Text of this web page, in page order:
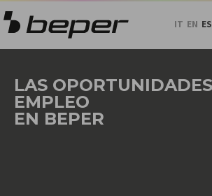
IT EN ES
LAS
EMPLEO
EN BEPER